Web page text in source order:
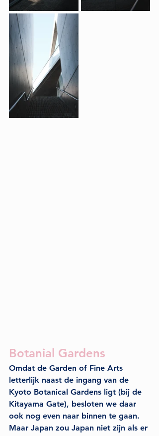
Botanial Gardens
Omdat de Garden of Fine Arts
letterlijk naast de ingang van de
Kyoto Botanical Gardens ligt (bij de
Kitayama Gate), besloten we daar
ook nog even naar binnen te gaan.
Maar Japan zou Japan niet zijn als er